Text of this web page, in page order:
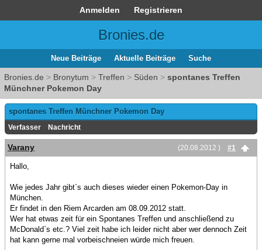
Anmelden Registrieren
Bronies.de
Neue Beiträge Aktuelle Beiträge Suche
Bronies.de > Bronytum > Treffen > Süden > spontanes Treffen
Münchner Pokemon Day
spontanes Treffen Münchner Pokemon Day
Verfasser Nachricht
(20.08.2012 ) #1
Varany
Hallo,
Wie jedes Jahr gibt`s auch dieses wieder einen Pokemon-Day in
München.
Er findet in den Riem Arcarden am 08.09.2012 statt.
Wer hat etwas zeit für ein Spontanes Treffen und anschließend zu
McDonald`s etc.? Viel zeit habe ich leider nicht aber wer dennoch Zeit
hat kann gerne mal vorbeischneien würde mich freuen.